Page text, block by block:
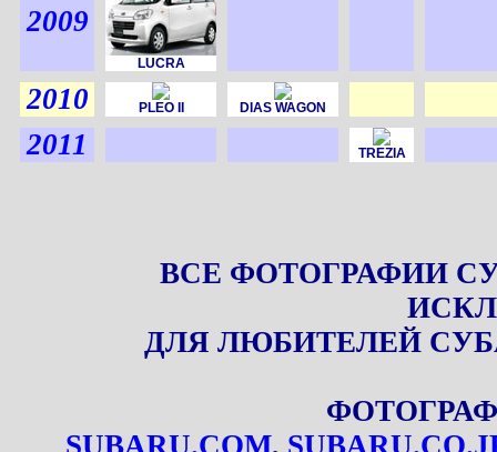
2009
LUCRA
2010 PLEO II DIAS WAGON
2011 TREZIA
ВСЕ ФОТОГРАФИИ
ДЛЯ ЛЮБИТЕЛЕЙ
SUBARU.COM,